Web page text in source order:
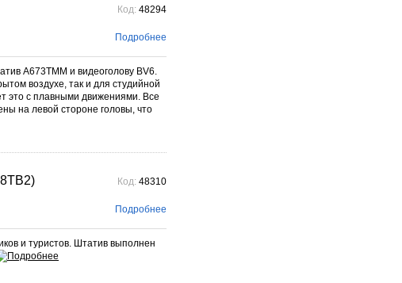
Код: 48294
Подробнее
A673TMM и видеоголову BV6.
воздухе, так и для студийной
это с плавными движениями. Все
на левой стороне головы, что
Код: 48310
Подробнее
и туристов. Штатив выполнен